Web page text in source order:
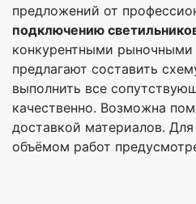
предложений от
подключению
конкурентными
предлагают составить
выполнить все
качественно. Возможна
доставкой материалов.
объёмом работ